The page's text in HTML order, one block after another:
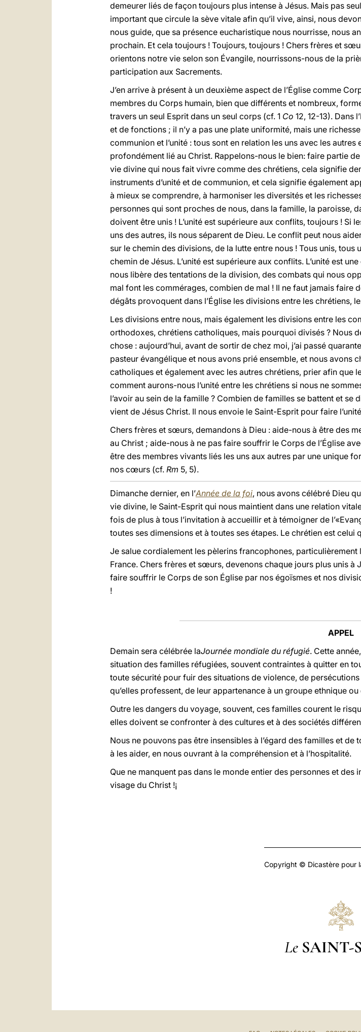
demeurer liés de façon toujours plus intense à Jésus. Mais pas
important que circule la sève vitale afin qu’il vive, ainsi, nous
nous guide, que sa présence eucharistique nous nourrisse, nous
prochain. Et cela toujours ! Toujours, toujours ! Chers frères et
orientons notre vie selon son Évangile, nourrissons-nous de la
participation aux Sacrements.
J’en arrive à présent à un deuxième aspect de l’Église comme
membres du Corps humain, bien que différents et nombreux,
travers un seul Esprit dans un seul corps (cf. 1 Co 12, 12-13). Dans
et de fonctions ; il n’y a pas une plate uniformité, mais une
communion et l’unité : tous sont en relation les uns avec les
profondément lié au Christ. Rappelons-nous le bien: faire partie
vie divine qui nous fait vivre comme des chrétiens, cela signifie
instruments d’unité et de communion, et cela signifie également
à mieux se comprendre, à harmoniser les diversités et les
personnes qui sont proches de nous, dans la famille, la paroisse,
doivent être unis ! L’unité est supérieure aux conflits, toujours ! Si
uns des autres, ils nous séparent de Dieu. Le conflit peut nous
sur le chemin des divisions, de la lutte entre nous ! Tous unis,
chemin de Jésus. L’unité est supérieure aux conflits. L’unité est
nous libère des tentations de la division, des combats qui nous
mal font les commérages, combien de mal ! Il ne faut jamais faire
dégâts provoquent dans l’Église les divisions entre les chrétiens,
Les divisions entre nous, mais également les divisions entre les
orthodoxes, chrétiens catholiques, mais pourquoi divisés ? Nous
chose : aujourd’hui, avant de sortir de chez moi, j’ai passé
pasteur évangélique et nous avons prié ensemble, et nous avons
catholiques et également avec les autres chrétiens, prier afin que
comment aurons-nous l’unité entre les chrétiens si nous ne
l’avoir au sein de la famille ? Combien de familles se battent et se
vient de Jésus Christ. Il nous envoie le Saint-Esprit pour faire
Chers frères et sœurs, demandons à Dieu : aide-nous à être des
au Christ ; aide-nous à ne pas faire souffrir le Corps de l’Église
être des membres vivants liés les uns aux autres par une unique
nos cœurs (cf. Rm 5, 5).
Dimanche dernier, en l’Année de la foi, nous avons célébré Dieu
vie divine, le Saint-Esprit qui nous maintient dans une relation
fois de plus à tous l’invitation à accueillir et à témoigner de
toutes ses dimensions et à toutes ses étapes. Le chrétien est
Je salue cordialement les pèlerins francophones,
France. Chers frères et sœurs, devenons chaque jours plus unis à
faire souffrir le Corps de son Église par nos égoïsmes et nos
!
APPEL
Demain sera célébrée laJournée mondiale du réfugié. Cette
situation des familles réfugiées, souvent contraintes à quitter en
toute sécurité pour fuir des situations de violence, de
qu’elles professent, de leur appartenance à un groupe ethnique
Outre les dangers du voyage, souvent, ces familles courent le
elles doivent se confronter à des cultures et à des sociétés
Nous ne pouvons pas être insensibles à l’égard des familles et
à les aider, en nous ouvrant à la compréhension et à l’hospitalité.
Que ne manquent pas dans le monde entier des personnes et
visage du Christ !¡
Copyright © Dicastère pour
Le SAINT-